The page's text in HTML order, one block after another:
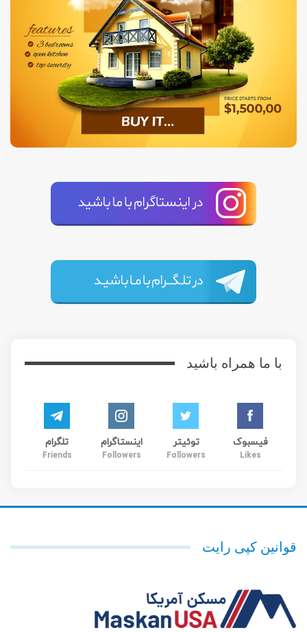
با ما همراه باشید
فیسبوک
Likes
توئیتر
Followers
اینستاگرام
Followers
تلگرام
Friends
قوانین کپی رایت